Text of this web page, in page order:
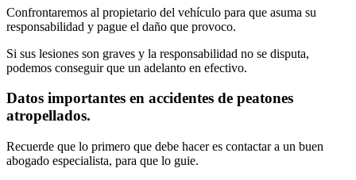
Confrontaremos al propietario del vehículo para que asuma su
responsabilidad y pague el daño que provoco.
Si sus lesiones son graves y la responsabilidad no se disputa,
podemos conseguir que un adelanto en efectivo.
Datos importantes en accidentes de peatones
atropellados.
Recuerde que lo primero que debe hacer es contactar a un buen
abogado especialista, para que lo guie.